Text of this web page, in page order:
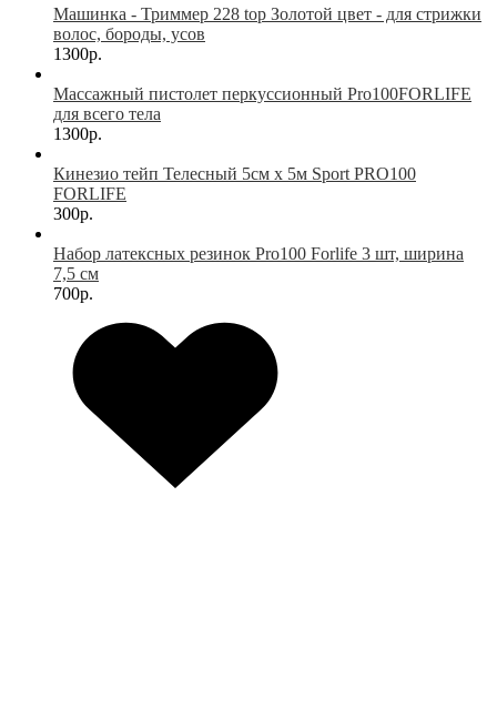
Машинка - Триммер 228 top Золотой цвет - для стрижки
волос, бороды, усов
1300р.
Массажный пистолет перкуссионный Pro100FORLIFE
для всего тела
1300р.
Кинезио тейп Телесный 5см х 5м Sport PRO100
FORLIFE
300р.
Набор латексных резинок Pro100 Forlife 3 шт, ширина
7,5 см
700р.